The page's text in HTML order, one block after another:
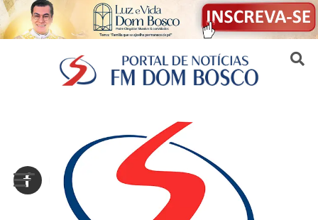
Sair da versão mobile